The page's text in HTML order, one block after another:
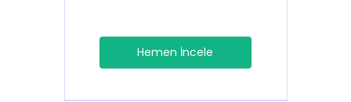
Hemen İncele